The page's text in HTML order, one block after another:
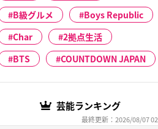
B級グルメ
Boys Republic
Char
2拠点生活
BTS
COUNTDOWN JAPAN
芸能ランキング
最終更新：2026/08/07